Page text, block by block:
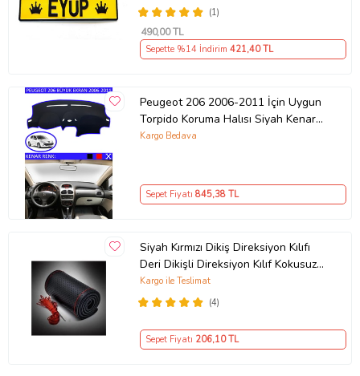
(1)
490,00 TL
Sepette %14 İndirim 421,40 TL
Peugeot 206 2006-2011 İçin Uygun
Torpido Koruma Halısı Siyah Kenar
Renk Mavi
Kargo Bedava
Sepet Fiyatı 845,38 TL
Siyah Kırmızı Dikiş Direksiyon Kılıfı
Deri Dikişli Direksiyon Kılıf Kokusuz
Kılıf
(4)
Kargo ile Teslimat
Sepet Fiyatı 206,10 TL